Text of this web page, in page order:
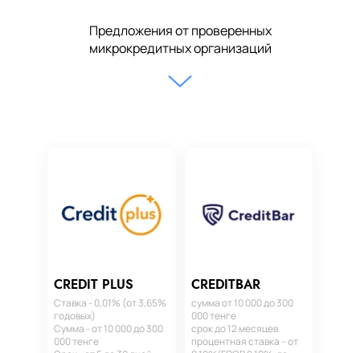
Предложения от проверенных
микрокредитных организаций
CREDIT PLUS
Ставка - 0,01% (от 3,65%
годовых)
Сумма - от 10 000 до 300
000 тенге
CREDITBAR
сумма от 10 000 до 300
000 тенге
срок до 12 месяцев
процентная ставка – от